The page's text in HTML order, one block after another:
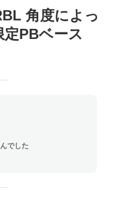
角度によっ
PBベース
でした